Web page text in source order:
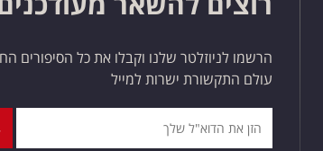
הרשמו לניוזלטר שלנו וקבלו את כל הסיפורים
עולם התקשורת ישרות למייל